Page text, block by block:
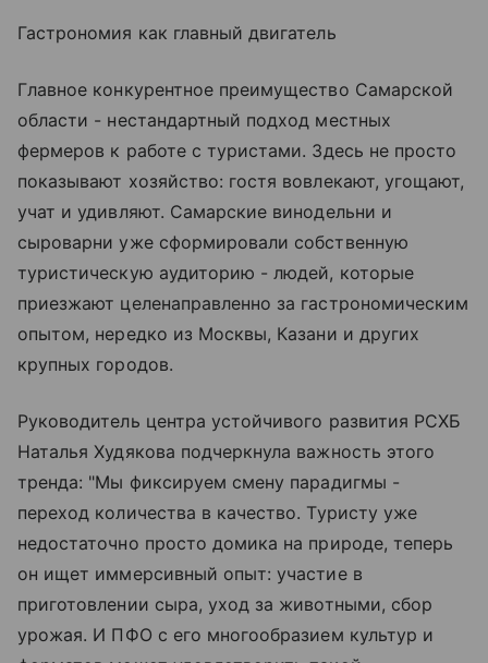
Гастрономия как главный двигатель
Главное конкурентное преимущество Самарской
области - нестандартный подход местных
фермеров к работе с туристами. Здесь не просто
показывают хозяйство: гостя вовлекают, угощают,
учат и удивляют. Самарские винодельни и
сыроварни уже сформировали собственную
туристическую аудиторию - людей, которые
приезжают целенаправленно за гастрономическим
опытом, нередко из Москвы, Казани и других
крупных городов.
Руководитель центра устойчивого развития РСХБ
Наталья Худякова подчеркнула важность этого
тренда: "Мы фиксируем смену парадигмы -
переход количества в качество. Туристу уже
недостаточно просто домика на природе, теперь
он ищет иммерсивный опыт: участие в
приготовлении сыра, уход за животными, сбор
урожая. И ПФО с его многообразием культур и